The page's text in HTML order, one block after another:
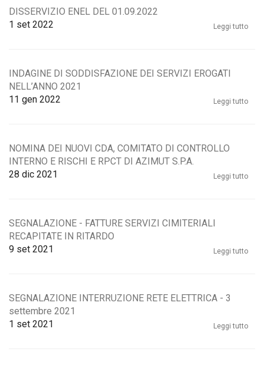
DISSERVIZIO ENEL DEL 01.09.2022
1 set 2022 Leggi tutto
INDAGINE DI SODDISFAZIONE DEI SERVIZI EROGATI
NELL’ANNO 2021
11 gen 2022 Leggi tutto
NOMINA DEI NUOVI CDA, COMITATO DI CONTROLLO
INTERNO E RISCHI E RPCT DI AZIMUT S.P.A.
28 dic 2021 Leggi tutto
SEGNALAZIONE - FATTURE SERVIZI CIMITERIALI
RECAPITATE IN RITARDO
9 set 2021 Leggi tutto
SEGNALAZIONE INTERRUZIONE RETE ELETTRICA - 3
settembre 2021
1 set 2021 Leggi tutto